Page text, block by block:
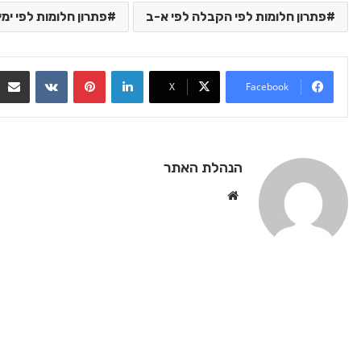
פתרון חלומות לפי הקבלה לפי א-ב פתרון חלומות לפי
Facebook
X
LinkedIn
Pinterest
VKontakte
הנהלת האתר